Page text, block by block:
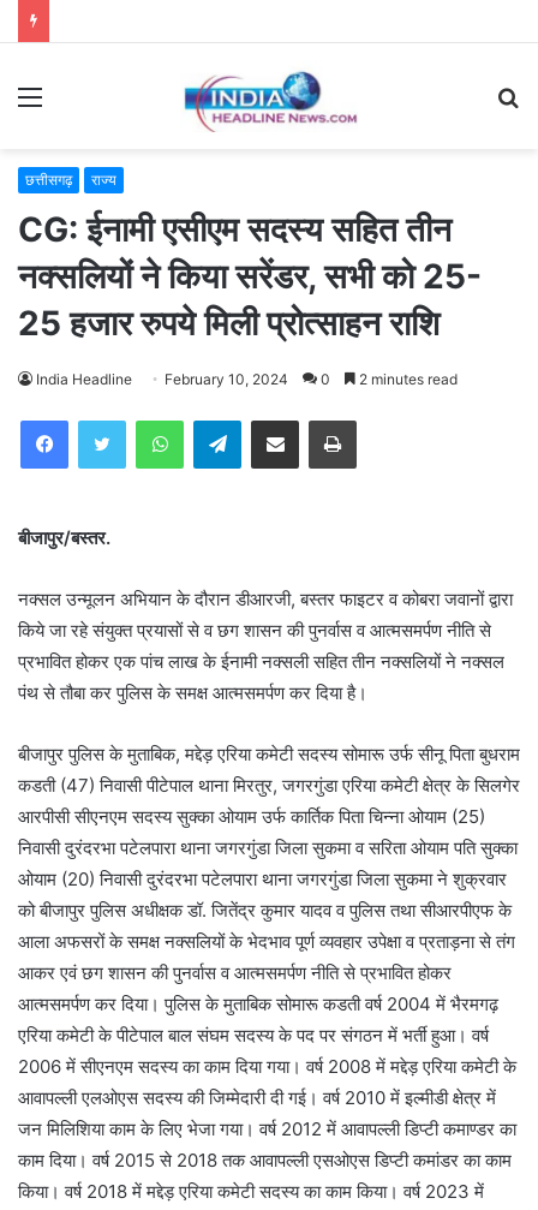
Menu
छत्तीसगढ़ राज्य
CG: ईनामी एसीएम सदस्य सहित तीन
नक्सलियों ने किया सरेंडर, सभी को 25-
25 हजार रुपये मिली प्रोत्साहन राशि
India Headline February 10, 2024 0 2 minutes read
WhatsAppTelegramShare via Email Print
बीजापुर/बस्तर.
नक्सल उन्मूलन अभियान के दौरान डीआरजी, बस्तर फाइटर व कोबरा जवानों द्वारा
किये जा रहे संयुक्त प्रयासों से व छग शासन की पुनर्वास व आत्मसमर्पण नीति से
प्रभावित होकर एक पांच लाख के ईनामी नक्सली सहित तीन नक्सलियों ने नक्सल
पंथ से तौबा कर पुलिस के समक्ष आत्मसमर्पण कर दिया है।
बीजापुर पुलिस के मुताबिक, मद्देड़ एरिया कमेटी सदस्य सोमारू उर्फ सीनू पिता बुधराम
कडती (47) निवासी पीटेपाल थाना मिरतुर, जगरगुंडा एरिया कमेटी क्षेत्र के सिलगेर
आरपीसी सीएनएम सदस्य सुक्का ओयाम उर्फ कार्तिक पिता चिन्ना ओयाम (25)
निवासी दुरंदरभा पटेलपारा थाना जगरगुंडा जिला सुकमा व सरिता ओयाम पति सुक्का
ओयाम (20) निवासी दुरंदरभा पटेलपारा थाना जगरगुंडा जिला सुकमा ने शुक्रवार
को बीजापुर पुलिस अधीक्षक डॉ. जितेंद्र कुमार यादव व पुलिस तथा सीआरपीएफ के
आला अफसरों के समक्ष नक्सलियों के भेदभाव पूर्ण व्यवहार उपेक्षा व प्रताड़ना से तंग
आकर एवं छग शासन की पुनर्वास व आत्मसमर्पण नीति से प्रभावित होकर
आत्मसमर्पण कर दिया। पुलिस के मुताबिक सोमारू कडती वर्ष 2004 में भैरमगढ़
एरिया कमेटी के पीटेपाल बाल संघम सदस्य के पद पर संगठन में भर्ती हुआ। वर्ष
2006 में सीएनएम सदस्य का काम दिया गया। वर्ष 2008 में मद्देड़ एरिया कमेटी के
आवापल्ली एलओएस सदस्य की जिम्मेदारी दी गई। वर्ष 2010 में इल्मीडी क्षेत्र में
जन मिलिशिया काम के लिए भेजा गया। वर्ष 2012 में आवापल्ली डिप्टी कमाण्डर का
काम दिया। वर्ष 2015 से 2018 तक आवापल्ली एसओएस डिप्टी कमांडर का काम
किया। वर्ष 2018 में मद्देड़ एरिया कमेटी सदस्य का काम किया। वर्ष 2023 में